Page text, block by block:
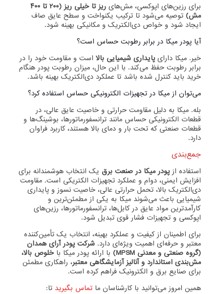
برای رزین‌های اپوکسی، مش‌های
ریز تا خیلی ریز (۲۰۰ تا ۴۰۰
مش)توصیه می‌شود تا ترکیب یکنواخت و سطح عایق صاف
ایجاد شود و خواص دی‌الکتریک و مکانیکی بهینه شود.
آیا پودر میکا در برابر رطوبت حساس است؟
خیر. میکا دارایپایداری شیمیایی بالااست و مقاومت خود را در
برابر رطوبت حفظ می‌کند. با این حال، میزان رطوبت پودر هنگام
خرید باید کنترل شده باشد تا عملکرد دی‌الکتریک بهینه باشد.
می‌توان از میکا در تجهیزات الکترونیکی حساس استفاده کرد؟
بله. میکا به دلیل مقاومت حرارتی و خاصیت عایق عالی، در
قطعات الکترونیکی حساس مانند ترانسفورماتورها، بوشینگ‌ها و
قطعات صنعتی که تحت بار و دمای بالا هستند، کاربرد فراوان
دارد.
جمع‌بندی
استفاده ازپودر میکا در صنعت برق یک انتخاب هوشمندانه برای
افزایش ایمنی، دوام و عملکرد تجهیزات الکتریکی است. مقاومت
دی‌الکتریک بالا، تحمل حرارتی عالی، خاصیت نسوز و پایداری
شیمیایی باعث می‌شوند میکا به یکی از مطمئن‌ترین و
کارآمدترین مواد عایق در کابل‌ها، ترانسفورماتورها، رزین‌های
اپوکسی و تجهیزات فشار قوی تبدیل شود.
برای اطمینان از کیفیت و عملکرد بهینه، انتخاب یک تأمین‌کننده
معتبر و حرفه‌ای اهمیت ویژه‌ای دارد. شرکت پودر آرای همدان
(گروه صنعتی و معدنی MPSM)
با ارائه پودر میکا باخلوص بالا،
مش‌بندی استاندارد و آنالیز آزمایشگاهی معتبر، راهکاری مطمئن
برای صنایع برق و الکترونیک فراهم کرده است.
همین امروز می‌توانید با کارشناسان ما تماس بگیرید تا: